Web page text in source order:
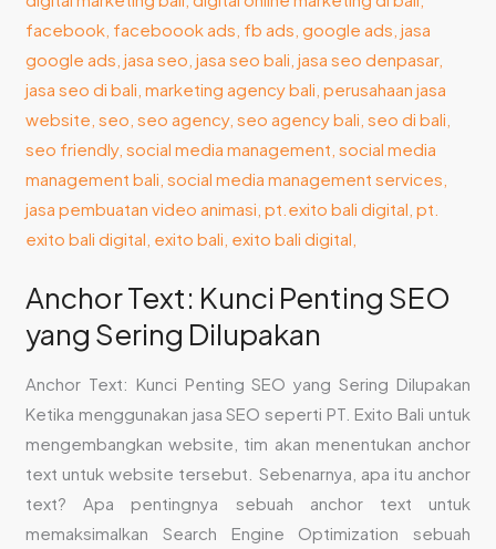
Anchor Text: Kunci Penting SEO
yang Sering Dilupakan
Anchor Text: Kunci Penting SEO yang Sering Dilupakan
Ketika menggunakan jasa SEO seperti PT. Exito Bali untuk
mengembangkan website, tim akan menentukan anchor
text untuk website tersebut. Sebenarnya, apa itu anchor
text? Apa pentingnya sebuah anchor text untuk
memaksimalkan Search Engine Optimization sebuah
Penting
SEO
yang
Sering
Dilupakan